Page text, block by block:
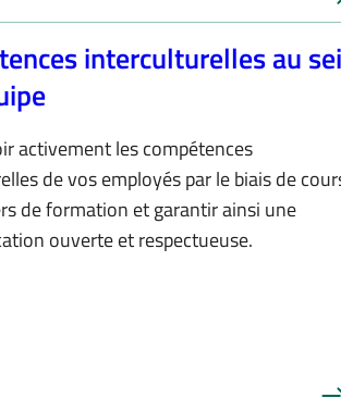
interculturelles au
activement les compétences
de vos employés par le biais de
de formation et garantir ainsi une
ouverte et respectueuse.